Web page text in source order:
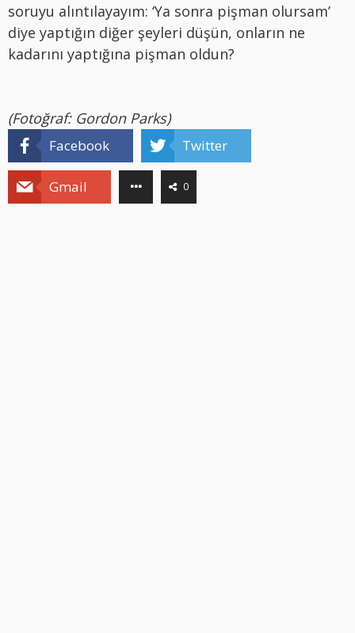
soruyu alıntılayayım: ‘Ya sonra pişman olursam’
diye yaptığın diğer şeyleri düşün, onların ne
kadarını yaptığına pişman oldun?
(Fotoğraf: Gordon Parks)
Facebook Twitter
Gmail 0